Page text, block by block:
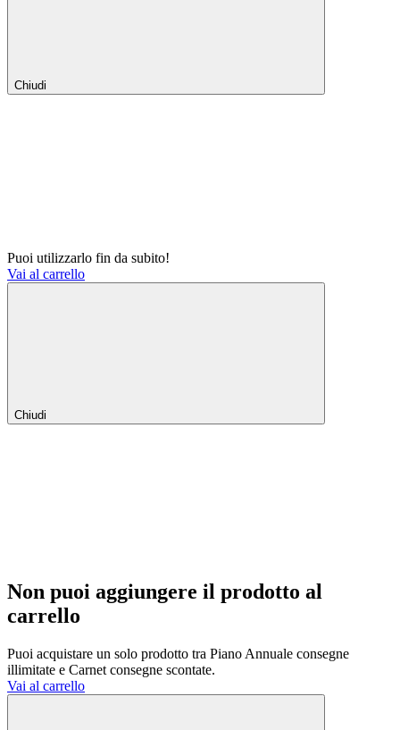
Chiudi
Puoi utilizzarlo fin da subito!
Vai al carrello
Chiudi
Non puoi aggiungere il prodotto al
carrello
Puoi acquistare un solo prodotto tra Piano Annuale consegne
illimitate e Carnet consegne scontate.
Vai al carrello